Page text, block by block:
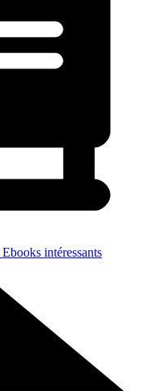
Ebooks intéressants